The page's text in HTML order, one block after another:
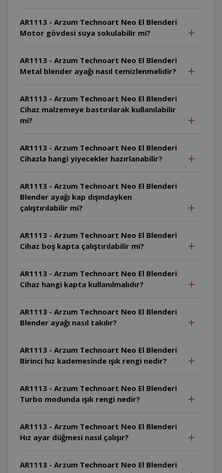
AR1113 - Arzum Technoart Neo El Blenderi
Motor gövdesi suya sokulabilir mi?
AR1113 - Arzum Technoart Neo El Blenderi
Metal blender ayağı nasıl temizlenmelidir?
AR1113 - Arzum Technoart Neo El Blenderi
Cihaz malzemeye bastırılarak kullanılabilir
mi?
AR1113 - Arzum Technoart Neo El Blenderi
Cihazla hangi yiyecekler hazırlanabilir?
AR1113 - Arzum Technoart Neo El Blenderi
Blender ayağı kap dışındayken
çalıştırılabilir mi?
AR1113 - Arzum Technoart Neo El Blenderi
Cihaz boş kapta çalıştırılabilir mi?
AR1113 - Arzum Technoart Neo El Blenderi
Cihaz hangi kapta kullanılmalıdır?
AR1113 - Arzum Technoart Neo El Blenderi
Blender ayağı nasıl takılır?
AR1113 - Arzum Technoart Neo El Blenderi
Birinci hız kademesinde ışık rengi nedir?
AR1113 - Arzum Technoart Neo El Blenderi
Turbo modunda ışık rengi nedir?
AR1113 - Arzum Technoart Neo El Blenderi
Hız ayar düğmesi nasıl çalışır?
AR1113 - Arzum Technoart Neo El Blenderi